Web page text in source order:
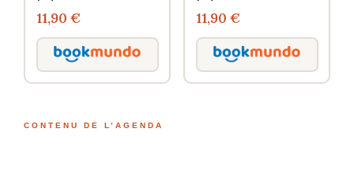
11,90 € 11,90 €
CONTENU DE L’AGENDA